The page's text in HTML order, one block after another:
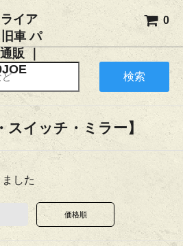
0
検索
スイッチ・ミラー】
した
価格順